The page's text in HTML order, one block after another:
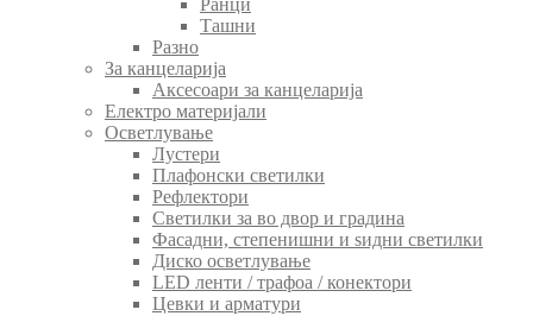
Ранци
Ташни
Разно
За канцеларија
Аксесоари за канцеларија
Електро материјали
Осветлување
Лустери
Плафонски светилки
Рефлектори
Светилки за во двор и градина
Фасадни, степенишни и ѕидни светилки
Диско осветлување
LED ленти / трафоа / конектори
Цевки и арматури